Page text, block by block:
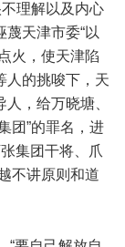
理解以及内心
天津市委“以
火，使天津陷
人的挑唆下，天
，给万晓塘、
团”的罪名，进
集团干将、爪
不讲原则和道